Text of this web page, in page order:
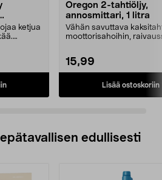
ketjua
Oregon 2-tahtiöljy,
annosmittari, 1 litra
Vähän savuttava
moottorisahoihin,
15,99
Lisää ostoskoriin
edullisesti